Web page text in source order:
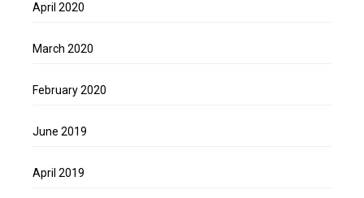
April 2020
March 2020
February 2020
June 2019
April 2019